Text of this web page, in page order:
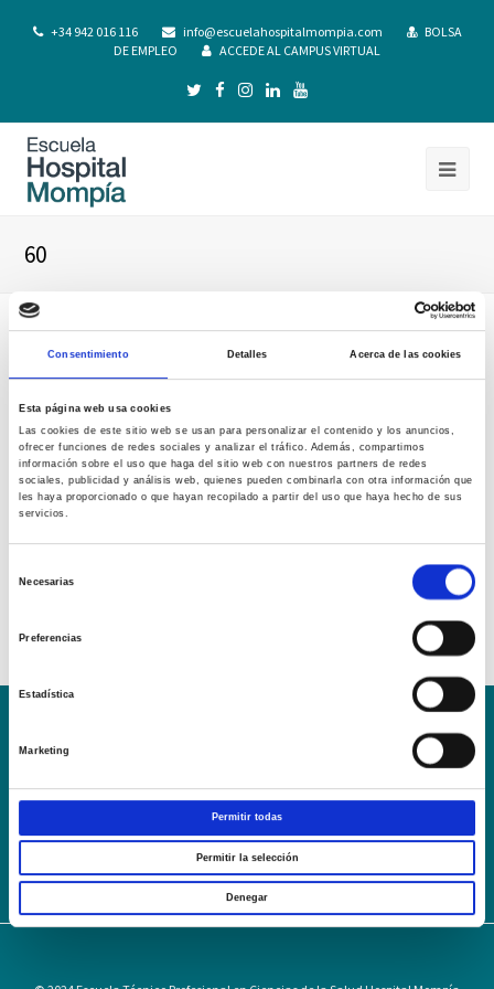
Consentimiento Detalles Acerca de las cookies
Esta página web usa cookies
Las cookies de este sitio web se usan para personalizar el contenido y los anuncios,
ofrecer funciones de redes sociales y analizar el tráfico. Además, compartimos
información sobre el uso que haga del sitio web con nuestros partners de redes
sociales, publicidad y análisis web, quienes pueden combinarla con otra información que
les haya proporcionado o que hayan recopilado a partir del uso que haya hecho de sus
servicios.
Necesarias
Preferencias
Estadística
Marketing
Permitir todas
Permitir la selección
Denegar
+34 942 016 116 info@escuelahospitalmompia.com
BOLSA
DE EMPLEO
ACCEDE AL CAMPUS VIRTUAL
60
ONLINE
Política de Privacidad
Política de cookies
Campus Virtual
Webmail User Login